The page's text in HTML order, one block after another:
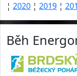
¦ 2020 ¦ 2019 ¦
Běh